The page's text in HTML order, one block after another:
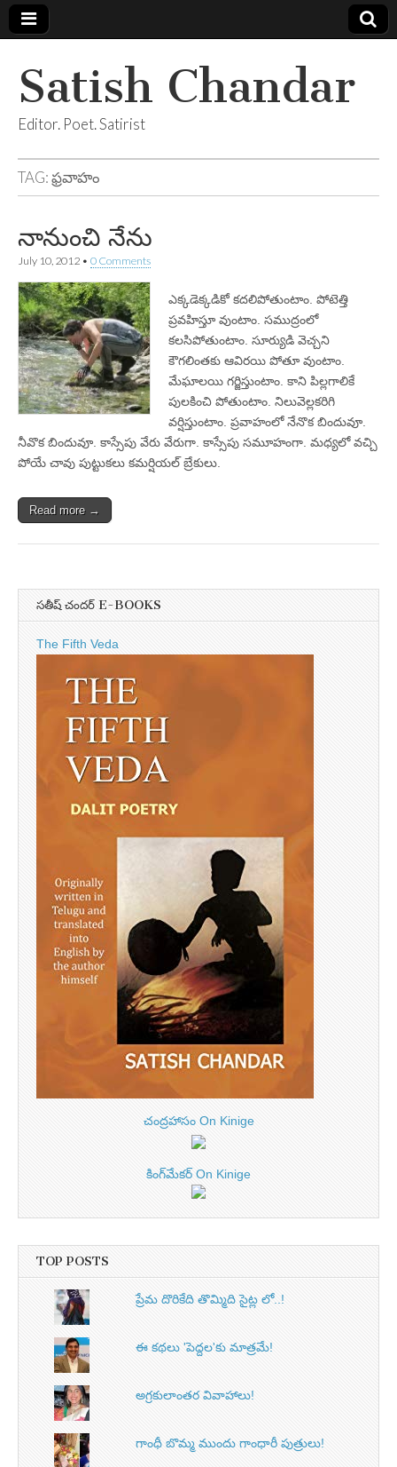
Satish Chandar
Editor. Poet. Satirist
TAG:ఫ్రవాహం
నానుంచి నేను
July 10, 2012 • 0 Comments
ఎక్కడెక్కడికో కదలిపోతుంటాం. పోటెత్తి
ప్రవహిస్తూ వుంటాం. సముద్రంలో
కలసిపోతుంటాం. సూర్యుడి వెచ్చని
కౌగలింతకు ఆవిరయి పోతూ వుంటాం.
మేఘాలయి గర్జిస్తుంటాం. కాని పిల్లగాలికే
పులకించి పోతుంటాం. నిలువెల్లకరిగి
వర్షిస్తుంటాం. ప్రవాహంలో నేనొక బిందువూ.
నీవొక బిందువూ. కాస్సేపు వేరు వేరుగా. కాస్సేపు సమూహంగా. మధ్యలో వచ్చి
పోయే చావు పుట్టుకలు కమర్షియల్‌ బ్రేకులు.
Read more →
సతీష్ చందర్ E-BOOKS
The Fifth Veda
చంద్రహాసం On Kinige
కింగ్‌మేకర్ On Kinige
TOP POSTS
ప్రేమ దొరికేది తొమ్మిది సైట్ల లో..!
ఈ కథలు 'పెద్దల'కు మాత్రమే!
అగ్రకులాంతర వివాహాలు!
గాంధీ బొమ్మ ముందు గాంధారీ పుత్రులు!